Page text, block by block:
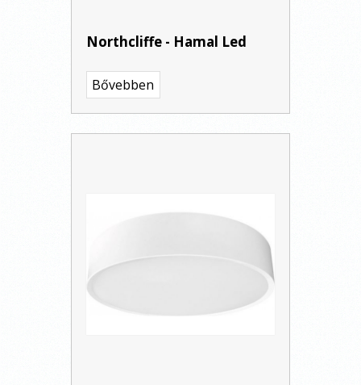
Northcliffe - Hamal Led
Bővebben